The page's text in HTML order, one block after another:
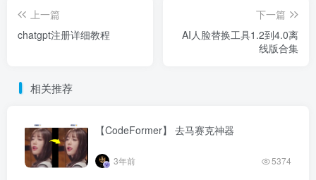
上一篇
chatgpt注册详细教程
下一篇
AI人脸替换工具1.2到4.0离
线版合集
相关推荐
【CodeFormer】 去马赛克神器
3年前 5374